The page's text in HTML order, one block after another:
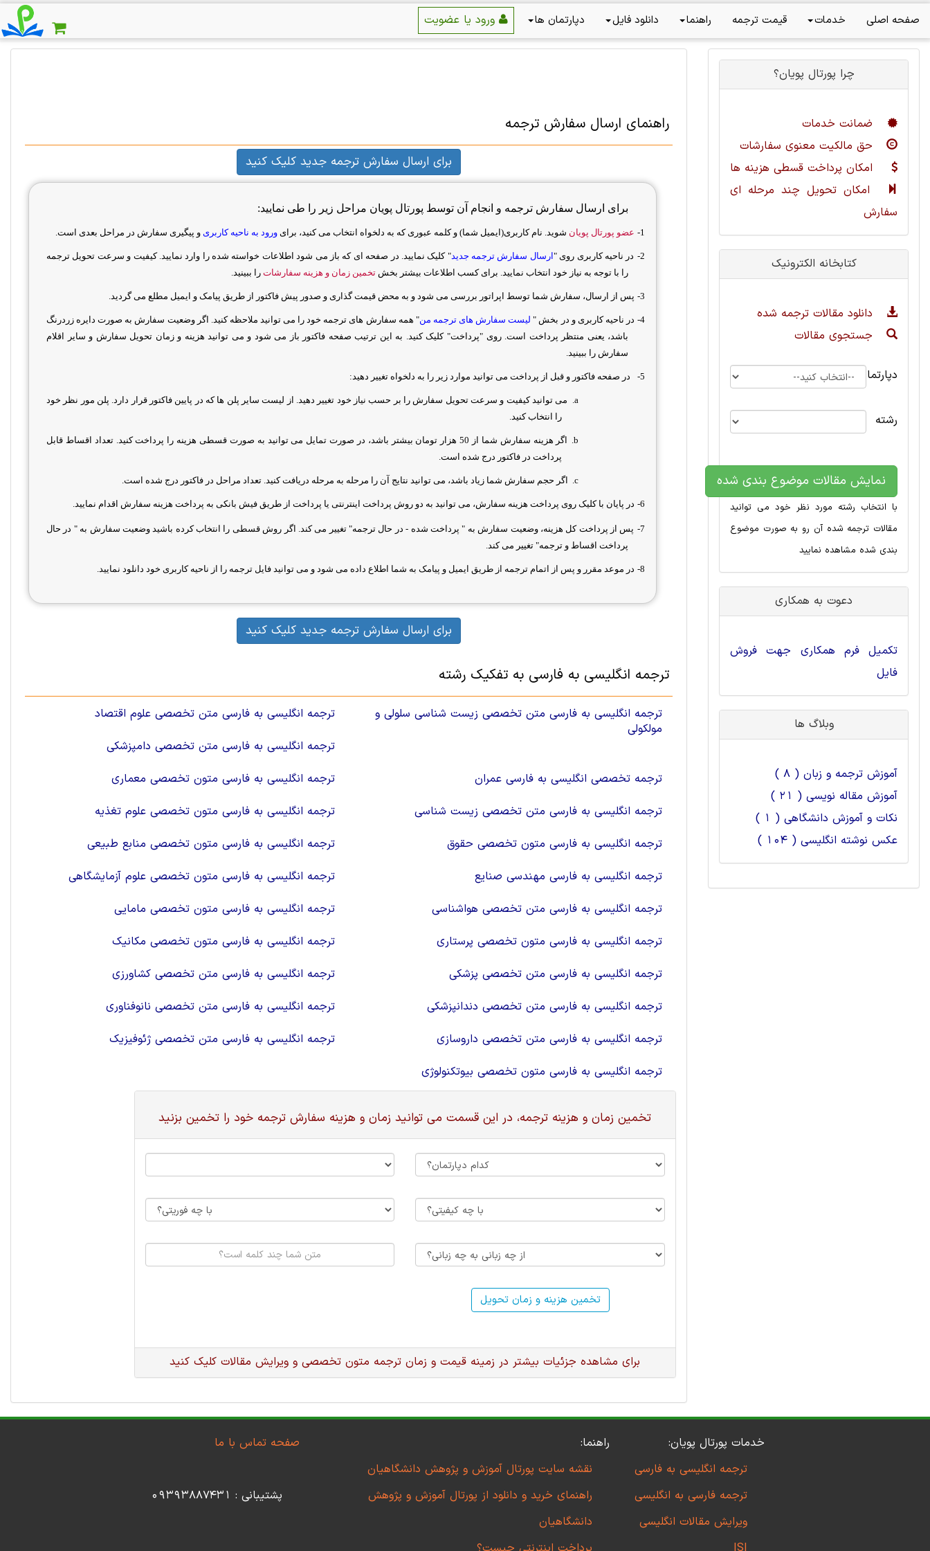
صفحه اصلی خدمات قیمت ترجمه راهنما دانلود فایل دپارتمان ها
راهنمای ارسال سفارش ترجمه
برای ارسال سفارش ترجمه جدید کلیک کنید
برای ارسال سفارش ترجمه و انجام آن توسط پورتال پویان مراحل زیر را طی نمایید:
1- عضو پورتال پویان شوید. نام کاربری(ایمیل شما) و کلمه عبوری که به دلخواه انتخاب می کنید، برای ورود به ناحیه کاربریو پیگیری سفارش در مراحل بعدی است.
2- در ناحیه کاربری روی "ارسال سفارش ترجمه جدید" کلیک نمایید. در صفحه ای که باز می شود اطلاعات خواسته شده را وارد نمایید. کیفیت و سرعت تحویل ترجمه
را با توجه به نیاز خود انتخاب نمایید. برای کسب اطلاعات بیشتر بخش تخمین زمان و هزینه سفارشاترا ببینید.
3- پس از ارسال، سفارش شما توسط اپراتور بررسی می شود و به محض قیمت گذاری و صدور پیش فاکتور از طریق پیامک و ایمیل مطلع می گردید.
4- در ناحیه کاربری و در بخش " لیست سفارش های ترجمه من" همه سفارش های ترجمه خود را می توانید ملاحظه کنید. اگر وضعیت سفارش به صورت دایره زردرنگ
باشد، یعنی منتظر پرداخت است. روی "پرداخت" کلیک کنید. به این ترتیب صفحه فاکتور باز می شود و می توانید هزینه و زمان تحویل سفارش و سایر اقلام
سفارش را ببینید.
5- در صفحه فاکتور و قبل از پرداخت می توانید موارد زیر را به دلخواه تغییر دهید:
a.
می توانید کیفیت و سرعت تحویل سفارش را بر حسب نیاز خود تغییر دهید. از لیست سایر پلن ها که در پایین فاکتور قرار دارد. پلن مور نظر خود
را انتخاب کنید.
b.
اگر هزینه سفارش شما از 50 هزار تومان بیشتر باشد، در صورت تمایل می توانید به صورت قسطی هزینه را پرداخت کنید. تعداد اقساط قابل
پرداخت در فاکتور درج شده است.
c. اگر حجم سفارش شما زیاد باشد، می توانید نتایج آن را مرحله به مرحله دریافت کنید. تعداد مراحل در فاکتور درج شده است.
6- در پایان با کلیک روی پرداخت هزینه سفارش، می توانید به دو روش پرداخت اینترنتی یا پرداخت از طریق فیش بانکی به پرداخت هزینه سفارش اقدام نمایید.
7- پس از پرداخت کل هزینه، وضعیت سفارش به " پرداخت شده - در حال ترجمه" تغییر می کند. اگر روش قسطی را انتخاب کرده باشید وضعیت سفارش به " در حال
پرداخت اقساط و ترجمه" تغییر می کند.
8- در موعد مقرر و پس از اتمام ترجمه از طریق ایمیل و پیامک به شما اطلاع داده می شود و می توانید فایل ترجمه را از ناحیه کاربری خود دانلود نمایید.
برای ارسال سفارش ترجمه جدید کلیک کنید
ترجمه انگلیسی به فارسی به تفکیک رشته
ترجمه انگلیسی به فارسی متن تخصصی زیست شناسی سلولی و
مولکولی
ترجمه انگلیسی به فارسی متن تخصصی علوم اقتصاد
ترجمه انگلیسی به فارسی متن تخصصی دامپزشکی
ترجمه تخصصی انگلیسی به فارسی عمران
ترجمه انگلیسی به فارسی متون تخصصی معماری
ترجمه انگلیسی به فارسی متن تخصصی زیست شناسی
ترجمه انگلیسی به فارسی متون تخصصی علوم تغذیه
ترجمه انگلیسی به فارسی متون تخصصی حقوق
ترجمه انگلیسی به فارسی متون تخصصی منابع طبیعی
ترجمه انگلیسی به فارسی مهندسی صنایع
ترجمه انگلیسی به فارسی متون تخصصی علوم آزمایشگاهی
ترجمه انگلیسی به فارسی متن تخصصی هواشناسی
ترجمه انگلیسی به فارسی متون تخصصی مامایی
ترجمه انگلیسی به فارسی متون تخصصی پرستاری
ترجمه انگلیسی به فارسی متون تخصصی مکانیک
ترجمه انگلیسی به فارسی متن تخصصی پزشکی
ترجمه انگلیسی به فارسی متن تخصصی کشاورزی
ترجمه انگلیسی به فارسی متن تخصصی دندانپزشکی
ترجمه انگلیسی به فارسی متن تخصصی نانوفناوری
ترجمه انگلیسی به فارسی متن تخصصی داروسازی
ترجمه انگلیسی به فارسی متن تخصصی ژئوفيزیک
ترجمه انگلیسی به فارسی متون تخصصی بيوتكنولوژی
تخمین زمان و هزینه ترجمه، در این قسمت می توانید زمان و هزینه سفارش ترجمه خود را تخمین بزنید
تخمین هزینه و زمان تحویل
برای مشاهده جزئیات بیشتر در زمینه قیمت و زمان ترجمه متون تخصصی و ویرایش مقالات کلیک کنید
چرا پورتال پویان؟
ضمانت خدمات
حق مالکیت معنوی سفارشات
امکان پرداخت قسطی هزینه ها
امکان تحویل چند مرحله ای
سفارش
کتابخانه الکترونیک
دانلود مقالات ترجمه شده
جستجوی مقالات
دپارتمان
رشته
نمایش مقالات موضوع بندی شده
با انتخاب رشته مورد نظر خود می توانید
مقالات ترجمه شده آن رو به صورت موضوع
بندی شده مشاهده نمایید
دعوت به همکاری
تکمیل فرم همکاری جهت فروش
فایل
وبلاگ ها
آموزش ترجمه و زبان ( 8 )
آموزش مقاله نویسی ( 21 )
نکات و آموزش دانشگاهی ( 1 )
عکس نوشته انگلیسی ( 104 )
خدمات پورتال پویان:
ترجمه انگلیسی به فارسی
ترجمه فارسی به انگلیسی
ویرایش مقالات انگلیسی
راهنما:
نقشه سایت پورتال آموزش و پژوهش دانشگاهیان
راهنمای خرید و دانلود از پورتال آموزش و پژوهش
دانشگاهیان
صفحه تماس با ما
پشتیبانی : 09393887431